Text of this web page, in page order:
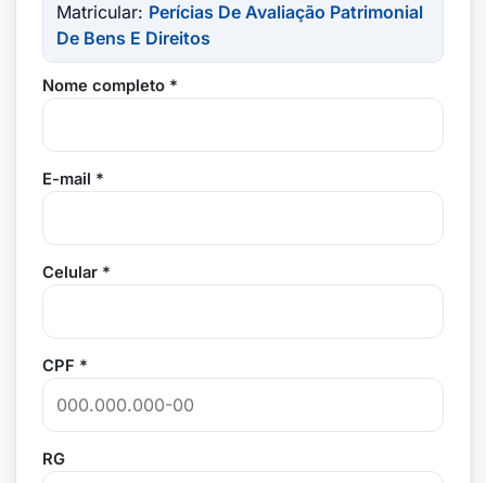
Matricular: Perícias De Avaliação Patrimonial
De Bens E Direitos
Nome completo *
E-mail *
Celular *
CPF *
RG